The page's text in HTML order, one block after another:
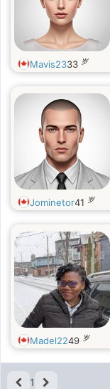
Mavis2333 岁
Jominetor41 岁
Madel2249 岁
1